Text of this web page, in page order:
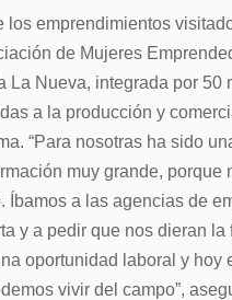
los emprendimientos
de Mujeres
La Nueva, integrada por 50
a la producción y
“Para nosotras ha sido
muy grande, porque
Íbamos a las agencias de
y a pedir que nos dieran la
oportunidad laboral y hoy
vivir del campo”,